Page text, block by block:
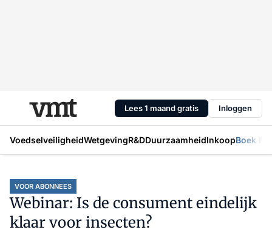
Lees 1 maand gratis Inloggen
VoedselveiligheidWetgevingR&DDuurzaamheidInkoopBoek
VOOR ABONNEES
Webinar: Is de consument eindelijk
klaar voor insecten?